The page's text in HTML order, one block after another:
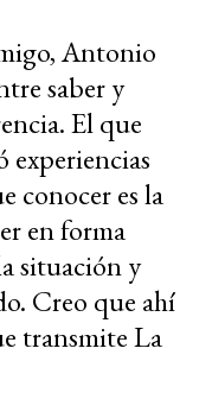
Antonio
saber y
El que
experiencias
conocer es la
en forma
situación y
Creo que ahí
transmite La